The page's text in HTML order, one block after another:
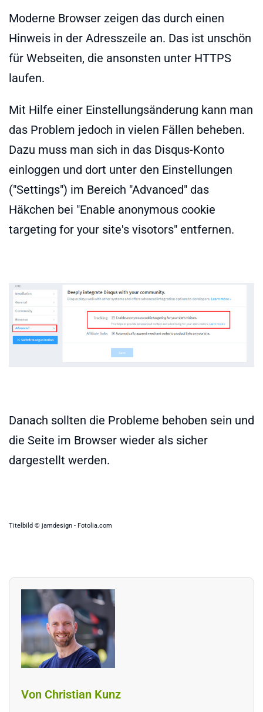
Moderne Browser zeigen das durch einen
Hinweis in der Adresszeile an. Das ist unschön
für Webseiten, die ansonsten unter HTTPS
laufen.
Mit Hilfe einer Einstellungsänderung kann man
das Problem jedoch in vielen Fällen beheben.
Dazu muss man sich in das Disqus-Konto
einloggen und dort unter den Einstellungen
("Settings") im Bereich "Advanced" das
Häkchen bei "Enable anonymous cookie
targeting for your site's visotors" entfernen.
Danach sollten die Probleme behoben sein und
die Seite im Browser wieder als sicher
dargestellt werden.
Titelbild © jamdesign - Fotolia.com
Von Christian Kunz